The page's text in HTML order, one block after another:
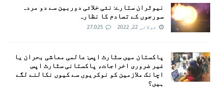
نیوٹران ستارے: نئی خلائی دوربین سے دو مردہ
سورجوں کے تصادم کا نظارہ
جولائی 22, 2022 27,025
پاکستان میں سٹارٹ اپس: عالمی معاشی بحران یا
غیر ضروری اخراجات، پاکستانی سٹارٹ اپس
اچانک ملازمین کو نوکریوں سے کیوں نکالنے لگے
ہیں؟